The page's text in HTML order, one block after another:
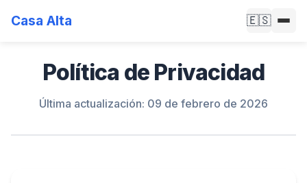
Casa Alta 🇪🇸
Política de Privacidad
Última actualización: 09 de febrero de 2026